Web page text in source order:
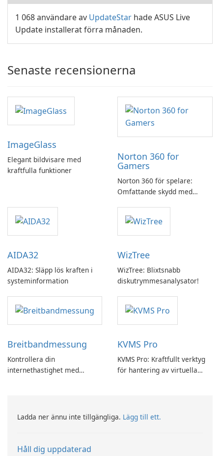
1 068 användare av UpdateStar hade ASUS Live
Update installerat förra månaden.
Senaste recensionerna
ImageGlass
Elegant bildvisare med
kraftfulla funktioner
Norton 360 for
Gamers
Norton 360 för spelare:
Omfattande skydd med
AIDA32
AIDA32: Släpp lös kraften i
systeminformation
WizTree
WizTree: Blixtsnabb
diskutrymmesanalysator!
Breitbandmessung
Kontrollera din
internethastighet med
KVMS Pro
KVMS Pro: Kraftfullt verktyg
för hantering av virtuella
Ladda ner ännu inte tillgängliga. Lägg till ett.
Håll dig uppdaterad